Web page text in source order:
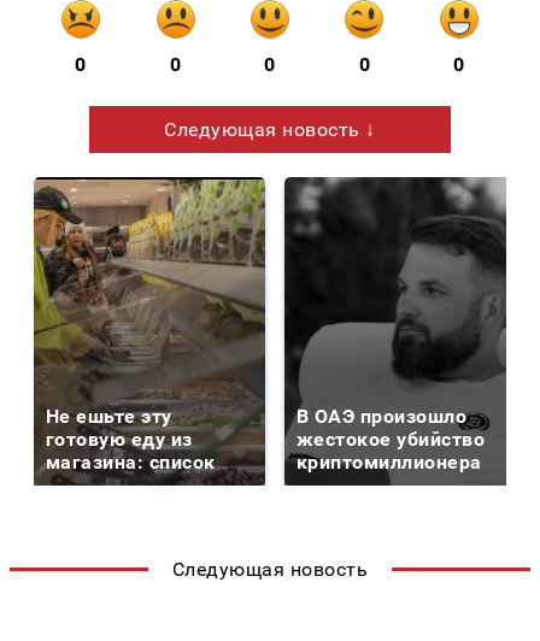
0 0 0 0 0
Следующая новость ↓
Не ешьте эту
готовую еду из
магазина: список
В ОАЭ произошло
жестокое убийство
криптомиллионера
Следующая новость